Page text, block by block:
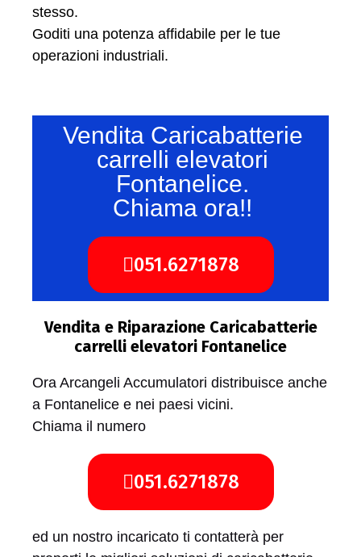
stesso.
Goditi una potenza affidabile per le tue
operazioni industriali.
Vendita Caricabatterie
carrelli elevatori
Fontanelice.
Chiama ora!!
051.6271878
Vendita e Riparazione Caricabatterie
carrelli elevatori Fontanelice
Ora Arcangeli Accumulatori distribuisce anche
a Fontanelice e nei paesi vicini.
Chiama il numero
051.6271878
ed un nostro incaricato ti contatterà per